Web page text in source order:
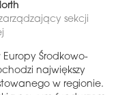
sekcji
Środkowo-
największy
w regionie.